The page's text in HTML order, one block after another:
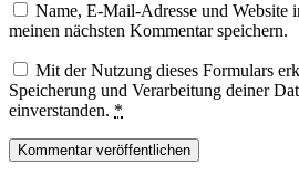
Name, E-Mail-Adresse und Website
meinen nächsten Kommentar speichern.
Mit der Nutzung dieses Formulars
Speicherung und Verarbeitung deiner
einverstanden. *